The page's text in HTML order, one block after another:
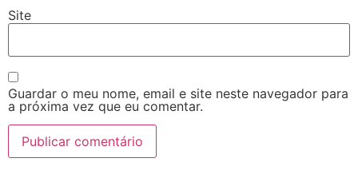
Site
Guardar o meu nome, email e site neste navegador para
a próxima vez que eu comentar.